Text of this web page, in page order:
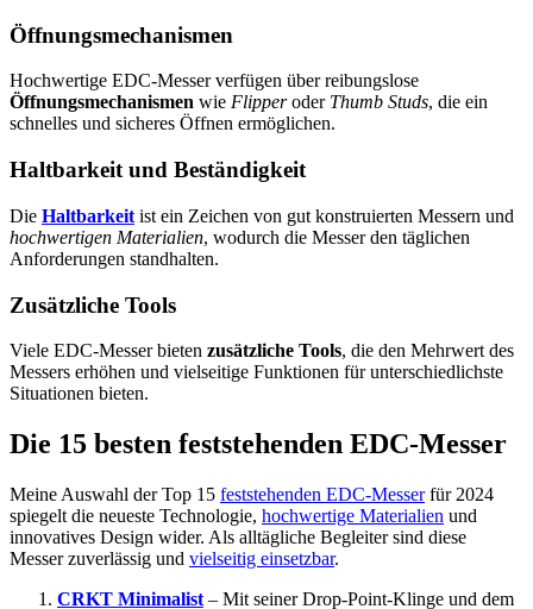
Öffnungsmechanismen
Hochwertige EDC-Messer verfügen über reibungslose
Öffnungsmechanismen wie Flipperoder Thumb Studs, die ein
schnelles und sicheres Öffnen ermöglichen.
Haltbarkeit und Beständigkeit
Die Haltbarkeit ist ein Zeichen von gut konstruierten Messern und
hochwertigen Materialien, wodurch die Messer den täglichen
Anforderungen standhalten.
Zusätzliche Tools
Viele EDC-Messer bieten zusätzliche Tools, die den Mehrwert des
Messers erhöhen und vielseitige Funktionen für unterschiedlichste
Situationen bieten.
Die 15 besten feststehenden EDC-Messer
Meine Auswahl der Top 15 feststehenden EDC-Messerfür 2024
spiegelt die neueste Technologie, hochwertige Materialien und
innovatives Design wider. Als alltägliche Begleiter sind diese
Messer zuverlässig und vielseitig einsetzbar.
CRKT Minimalist – Mit seiner Drop-Point-Klinge und dem